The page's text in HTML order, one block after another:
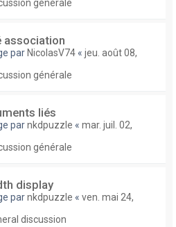
générale
association
par NicolasV74 « jeu. août 08,
générale
liés
parnkdpuzzle « mar. juil. 02,
générale
display
parnkdpuzzle « ven. mai 24,
discussion